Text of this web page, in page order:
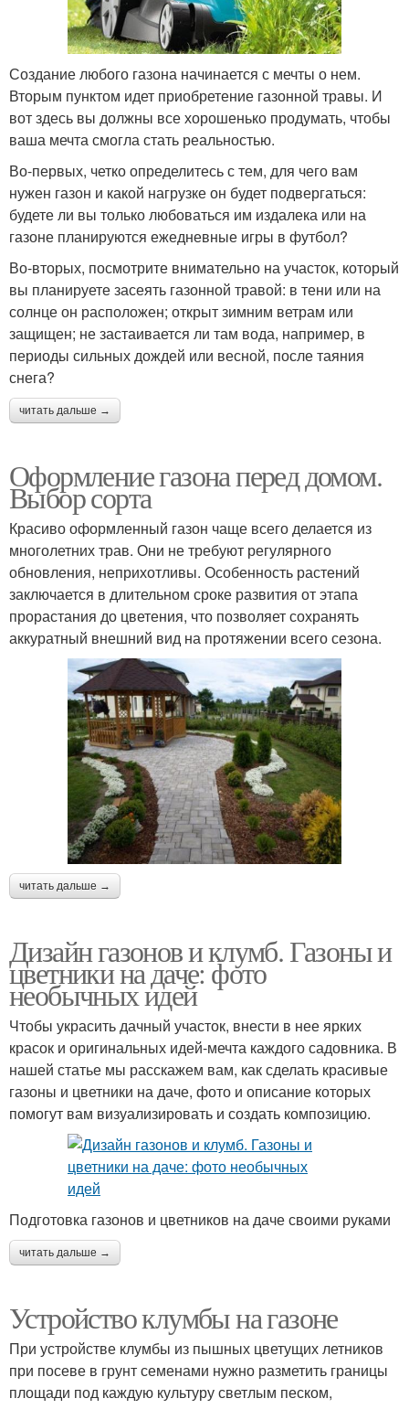
Создание любого газона начинается с мечты о нем.
Вторым пунктом идет приобретение газонной травы. И
вот здесь вы должны все хорошенько продумать, чтобы
ваша мечта смогла стать реальностью.
Во-первых, четко определитесь с тем, для чего вам
нужен газон и какой нагрузке он будет подвергаться:
будете ли вы только любоваться им издалека или на
газоне планируются ежедневные игры в футбол?
Во-вторых, посмотрите внимательно на участок, который
вы планируете засеять газонной травой: в тени или на
солнце он расположен; открыт зимним ветрам или
защищен; не застаивается ли там вода, например, в
периоды сильных дождей или весной, после таяния
снега?
читать дальше →
Оформление газона перед домом.
Выбор сорта
Красиво оформленный газон чаще всего делается из
многолетних трав. Они не требуют регулярного
обновления, неприхотливы. Особенность растений
заключается в длительном сроке развития от этапа
прорастания до цветения, что позволяет сохранять
аккуратный внешний вид на протяжении всего сезона.
читать дальше →
Дизайн газонов и клумб. Газоны и
цветники на даче: фото
необычных идей
Чтобы украсить дачный участок, внести в нее ярких
красок и оригинальных идей-мечта каждого садовника. В
нашей статье мы расскажем вам, как сделать красивые
газоны и цветники на даче, фото и описание которых
помогут вам визуализировать и создать композицию.
Подготовка газонов и цветников на даче своими руками
читать дальше →
Устройство клумбы на газоне
При устройстве клумбы из пышных цветущих летников
при посеве в грунт семенами нужно разметить границы
площади под каждую культуру светлым песком,